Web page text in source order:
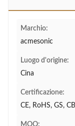
Marchio:
acmesonic
Luogo d'origine:
Cina
Certificazione:
CE, RoHS, GS,
MOQ: